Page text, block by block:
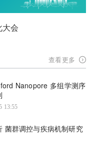
会
查看更多
Nanopore 多组学测序
13:55
菌群调控与疾病机制研究